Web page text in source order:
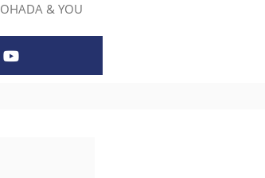
OHADA & YOU